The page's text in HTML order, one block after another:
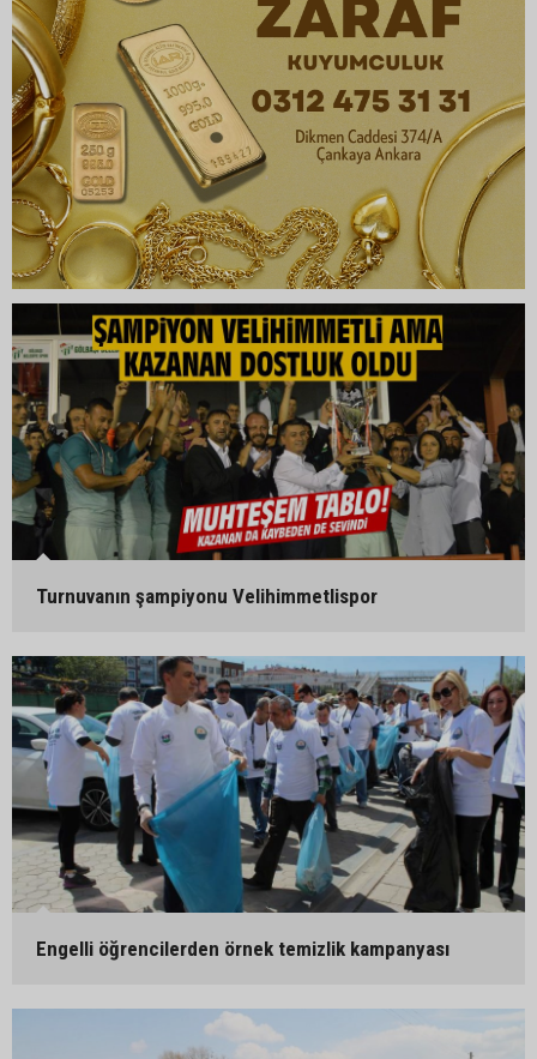
Turnuvanın şampiyonu Velihimmetlispor
Engelli öğrencilerden örnek temizlik kampanyası